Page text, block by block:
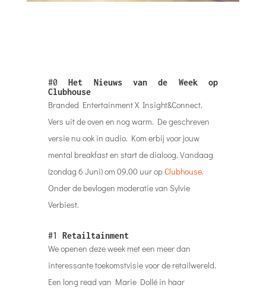
#0Het Nieuws van de Week op
Clubhouse
Branded Entertainment X Insight&Connect.
Vers uit de oven en nog warm. De geschreven
versie nu ook in audio. Kom erbij voor jouw
mental breakfast en start de dialoog. Vandaag
(zondag 6 Juni) om 09.00 uur opClubhouse.
Onder de bevlogen moderatie van Sylvie
Verbiest.
#1 Retailtainment
We openen deze week met een meer dan
interessante toekomstvisie voor de retailwereld.
Een long read van Marie Dollé in haar